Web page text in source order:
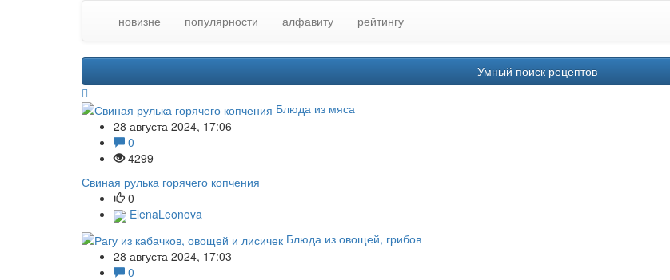
новизне популярности алфавиту рейтингу
Умный поиск рецептов
Блюда из мяса
28 августа 2024, 17:06
0
4299
Свиная рулька горячего копчения
0
ElenaLeonova
Блюда из овощей, грибов
28 августа 2024, 17:03
0